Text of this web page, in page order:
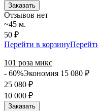
Заказать
Отзывов нет
~45 м.
50 ₽
Перейти в корзину
101 роза микс
- 60%Экономия 15 080 ₽
25 080 ₽
10 000 ₽
Заказать